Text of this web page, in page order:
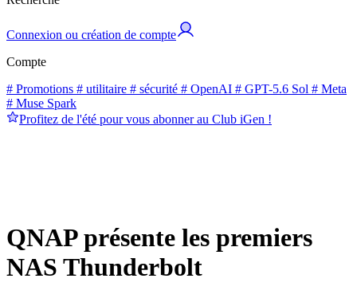
Connexion ou création de compte
Compte
# Promotions # utilitaire # sécurité # OpenAI # GPT-5.6 Sol # Meta
# Muse Spark
Profitez de l'été pour vous abonner au Club iGen !
QNAP présente les premiers
NAS Thunderbolt